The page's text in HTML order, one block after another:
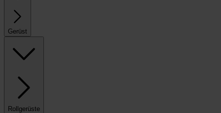
Gerüst
Rollgerüste